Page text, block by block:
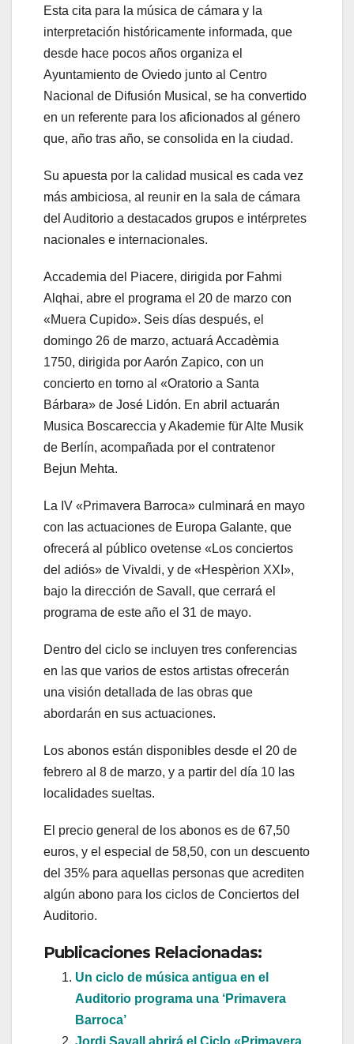
Esta cita para la música de cámara y la
interpretación históricamente informada, que
desde hace pocos años organiza el
Ayuntamiento de Oviedo junto al Centro
Nacional de Difusión Musical, se ha convertido
en un referente para los aficionados al género
que, año tras año, se consolida en la ciudad.
Su apuesta por la calidad musical es cada vez
más ambiciosa, al reunir en la sala de cámara
del Auditorio a destacados grupos e intérpretes
nacionales e internacionales.
Accademia del Piacere, dirigida por Fahmi
Alqhai, abre el programa el 20 de marzo con
«Muera Cupido». Seis días después, el
domingo 26 de marzo, actuará Accadèmia
1750, dirigida por Aarón Zapico, con un
concierto en torno al «Oratorio a Santa
Bárbara» de José Lidón. En abril actuarán
Musica Boscareccia y Akademie für Alte Musik
de Berlín, acompañada por el contratenor
Bejun Mehta.
La IV «Primavera Barroca» culminará en mayo
con las actuaciones de Europa Galante, que
ofrecerá al público ovetense «Los conciertos
del adiós» de Vivaldi, y de «Hespèrion XXI»,
bajo la dirección de Savall, que cerrará el
programa de este año el 31 de mayo.
Dentro del ciclo se incluyen tres conferencias
en las que varios de estos artistas ofrecerán
una visión detallada de las obras que
abordarán en sus actuaciones.
Los abonos están disponibles desde el 20 de
febrero al 8 de marzo, y a partir del día 10 las
localidades sueltas.
El precio general de los abonos es de 67,50
euros, y el especial de 58,50, con un descuento
del 35% para aquellas personas que acrediten
algún abono para los ciclos de Conciertos del
Auditorio.
Publicaciones Relacionadas:
Un ciclo de música antigua en el
Auditorio programa una ‘Primavera
Barroca’